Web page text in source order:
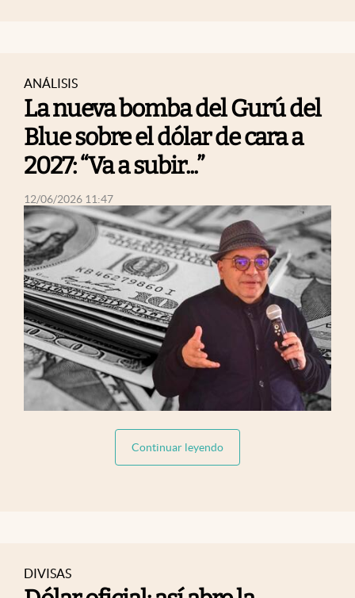
ANÁLISIS
La nueva bomba del Gurú del
Blue sobre el dólar de cara a
2027: “Va a subir...”
12/06/2026 11:47
Continuar leyendoabre en nueva pestaña
DIVISAS